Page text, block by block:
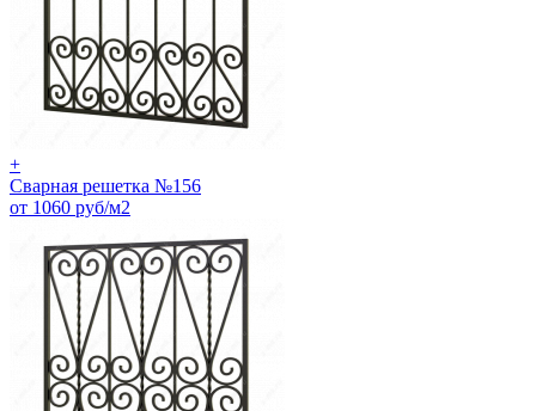
+
Сварная решетка №156
от 1060 руб/м2